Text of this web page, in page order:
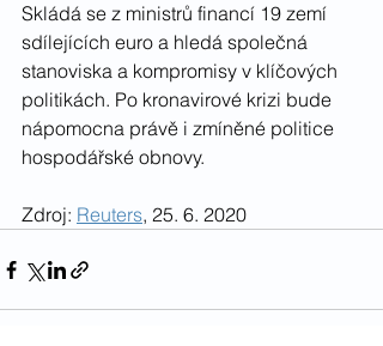
Skládá se z ministrů financí 19 zemí
sdílejících euro a hledá společná
stanoviska a kompromisy v klíčových
politikách. Po kronavirové krizi bude
nápomocna právě i zmíněné politice
hospodářské obnovy.
Zdroj: Reuters, 25. 6. 2020